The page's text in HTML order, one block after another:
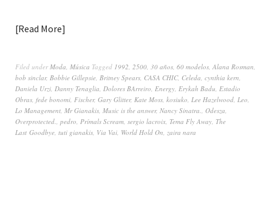
Read More
Filed underModa, Música Tagged 1992, 2500, 30 años, 60 modelos, Alana Rosman,
bob sinclar, Bobbie Gillepsie, Britney Spears, CASA CHIC, Celeda, cynthia kern,
Daniela Urzi, Danny Tenaglia, Dolores BArreiro, Energy, Erykah Badu, Estadio
Obras, fede bonomi, Fischer, Gary Glitter, Kate Moss, kosiuko, Lee Hazelwood, Leo,
Lo Management, Mr Gianakis, Music is the answer, Nancy Sinatra., Odesza,
Overprotected., pedro, Prímals Scream, sergio lacroix, Tema Fly Away, The
Last Goodbye, tuti gianakis, Via Vai, World Hold On, zaira nara